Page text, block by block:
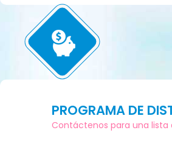
PROGRAMA DE
Contáctenos para una lista